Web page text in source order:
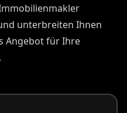
unterbreiten Ihnen
Angebot für Ihre